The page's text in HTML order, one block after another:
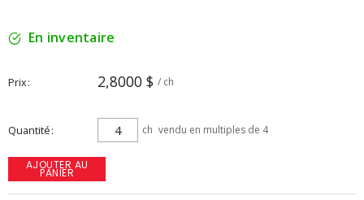
En inventaire
Prix 2,8000 $ / ch
Quantité ch vendu en multiples de 4
AJOUTER AU
PANIER